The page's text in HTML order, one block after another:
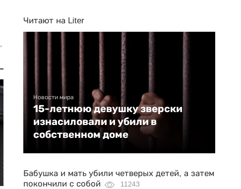
Читают на Liter
Новости мира
15-летнюю девушку зверски
изнасиловали и убили в
собственном доме
Бабушка и мать убили четверых детей, а затем
покончили с собой
11243